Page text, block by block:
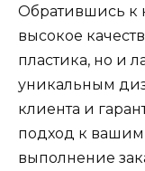
Обратившись к
высокое
пластика, но и
уникальным
клиента и
подход к вашим
выполнение